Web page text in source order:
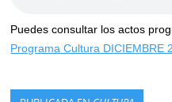
Puedes consultar los actos
Programa Cultura DICIEMBRE